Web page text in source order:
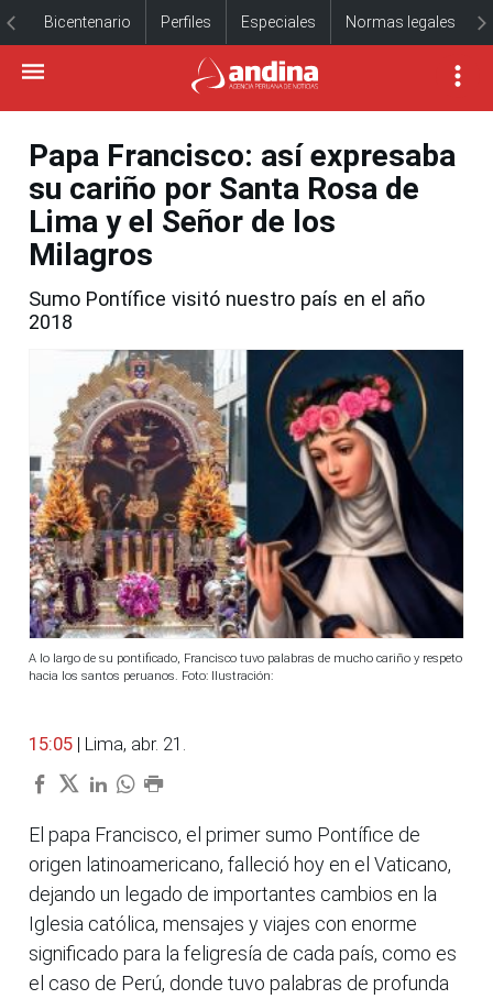
Bicentenario Perfiles Especiales Normas legales
Papa Francisco: así expresaba
su cariño por Santa Rosa de
Lima y el Señor de los
Milagros
Sumo Pontífice visitó nuestro país en el año
2018
A lo largo de su pontificado, Francisco tuvo palabras de mucho cariño y respeto
hacia los santos peruanos. Foto: Ilustración:
15:05 | Lima, abr. 21.
El papa Francisco, el primer sumo Pontífice de
origen latinoamericano, falleció hoy en el Vaticano,
dejando un legado de importantes cambios en la
Iglesia católica, mensajes y viajes con enorme
significado para la feligresía de cada país, como es
el caso de Perú, donde tuvo palabras de profunda